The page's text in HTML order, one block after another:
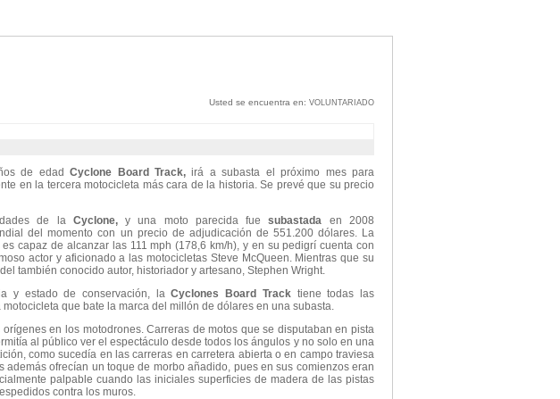
Usted se encuentra en: VOLUNTARIADO
de edadCyclone Board Track,irá a subasta el próximo mes para
en la tercera motocicleta más cara de la historia. Se prevé que su precio
de la Cyclone,y una moto parecida fuesubastada en 2008
del momento con un precio de adjudicación de 551.200 dólares. La
es capaz de alcanzar las 111 mph (178,6 km/h), y en su pedigrí cuenta con
actor y aficionado a las motocicletas Steve McQueen. Mientras que su
también conocido autor, historiador y artesano, Stephen Wright.
y estado de conservación, laCyclones Board Track tiene todas las
que bate la marca del millón de dólares en una subasta.
en los motodrones. Carreras de motos que se disputaban en pista
al público ver el espectáculo desde todos los ángulos y no solo en una
como sucedía en las carreras en carretera abierta o en campo traviesa
además ofrecían un toque de morbo añadido, pues en sus comienzos eran
palpable cuando las iniciales superficies de madera de las pistas
contra los muros.